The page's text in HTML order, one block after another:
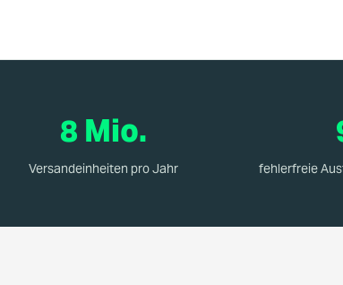
8 Mio.
Versandeinheiten pro Jahr fehlerfreie